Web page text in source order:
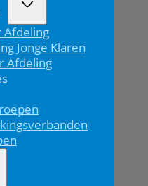
Afdeling
Jonge Klaren
Afdeling